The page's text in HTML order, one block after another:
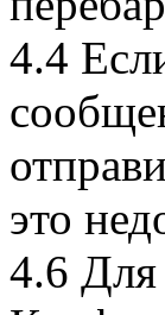
4.4
это
4.6 Для